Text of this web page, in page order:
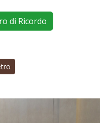
di Ricordo